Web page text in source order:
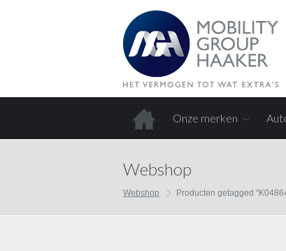
Onze merken
Webshop
Webshop Producten getagged